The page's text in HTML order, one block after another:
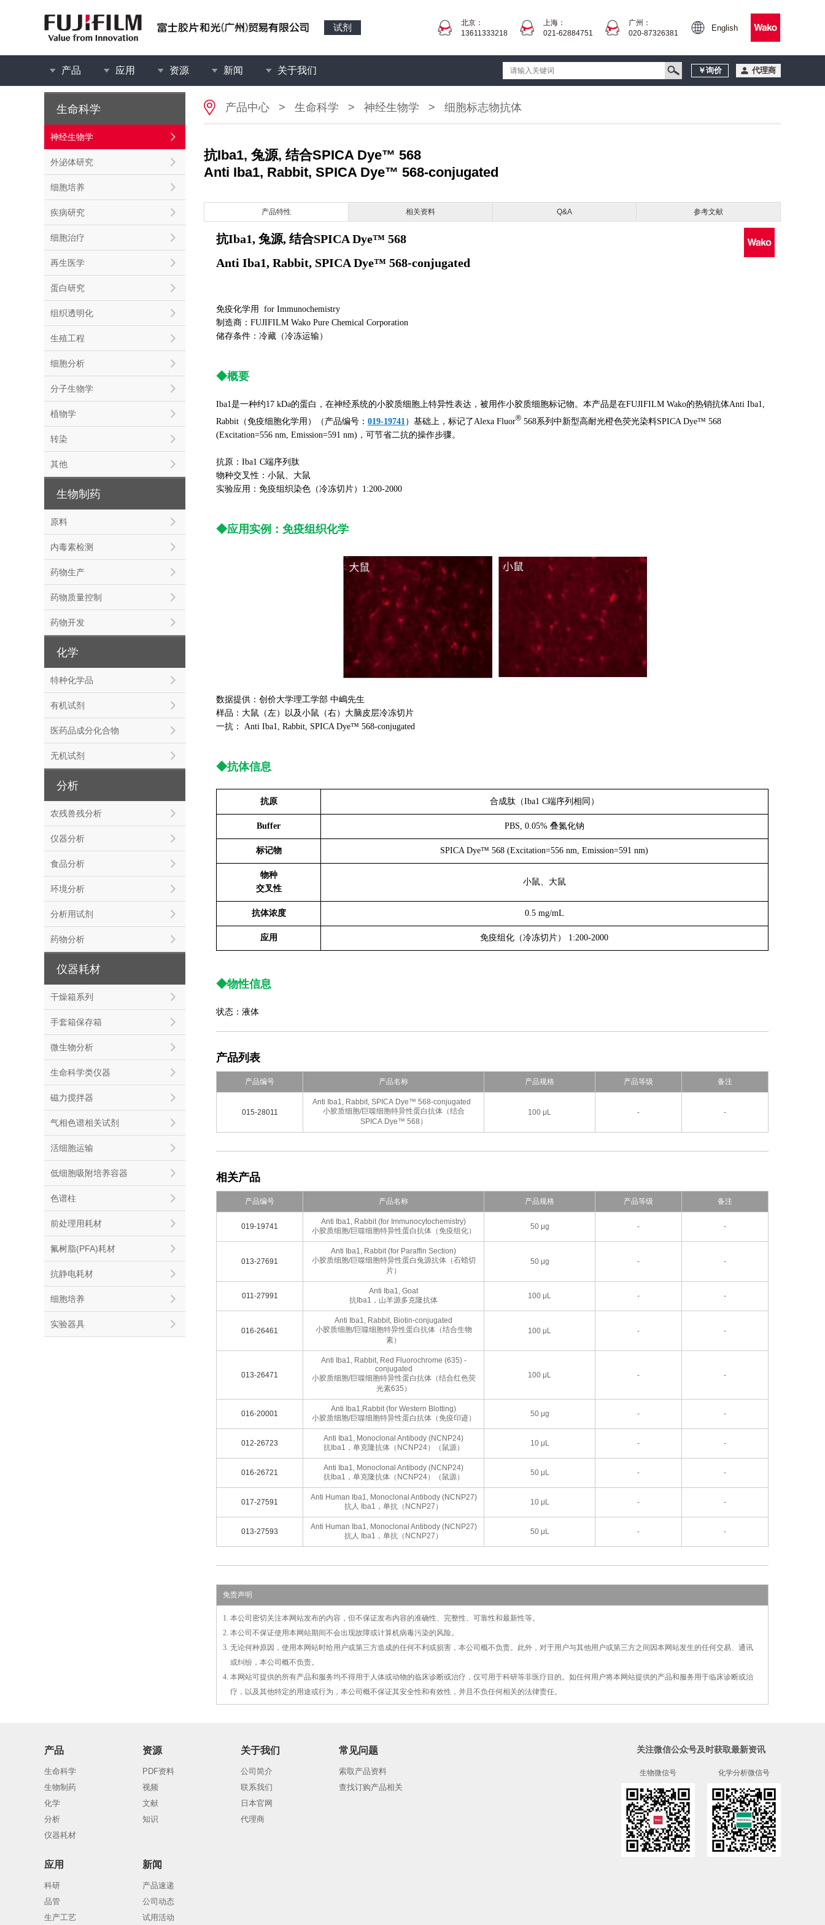
试剂
北京：
13611333218
上海：
021-62884751
广州：
020-87326381
English
产品 应用 资源 新闻 关于我们 ￥询价 代理商
生命科学
神经生物学
外泌体研究
细胞培养
疾病研究
细胞治疗
再生医学
蛋白研究
组织透明化
生殖工程
细胞分析
分子生物学
植物学
转染
其他
生物制药
原料
内毒素检测
药物生产
药物质量控制
药物开发
化学
特种化学品
有机试剂
医药品成分化合物
无机试剂
分析
农残兽残分析
仪器分析
食品分析
环境分析
分析用试剂
药物分析
仪器耗材
干燥箱系列
手套箱保存箱
微生物分析
生命科学类仪器
磁力搅拌器
气相色谱相关试剂
活细胞运输
低细胞吸附培养容器
色谱柱
前处理用耗材
氟树脂(PFA)耗材
抗静电耗材
细胞培养
实验器具
产品中心 > 生命科学 > 神经生物学 > 细胞标志物抗体
抗Iba1, 兔源, 结合SPICA Dye™ 568
Anti Iba1, Rabbit, SPICA Dye™ 568-conjugated
产品特性 相关资料 Q&A 参考文献
抗Iba1, 兔源, 结合SPICA Dye™ 568
Anti Iba1, Rabbit, SPICA Dye™ 568-conjugated
免疫化学用 for Immunochemistry
制造商：FUJIFILM Wako Pure Chemical Corporation
储存条件：冷藏（冷冻运输）
◆概要
Iba1是一种约17 kDa的蛋白，在神经系统的小胶质细胞上特异性表达，被用作小胶质细胞标记物。本产品是在FUJIFILM Wako的热销抗体Anti Iba1,
Rabbit（免疫细胞化学用）（产品编号： 019-19741 ）基础上，标记了Alexa Fluor® 568系列中新型高耐光橙色荧光染料SPICA Dye™ 568
(Excitation=556 nm, Emission=591 nm)，可节省二抗的操作步骤。
抗原：Iba1 C端序列肽
物种交叉性：小鼠、大鼠
实验应用：免疫组织染色（冷冻切片）1:200-2000
◆应用实例：免疫组织化学
数据提供：创价大学理工学部 中嶋先生
样品：大鼠（左）以及小鼠（右）大脑皮层冷冻切片
一抗： Anti Iba1, Rabbit, SPICA Dye™ 568-conjugated
◆抗体信息
抗原 合成肽（Iba1 C端序列相同）
Buffer PBS, 0.05% 叠氮化钠
标记物 SPICA Dye™ 568 (Excitation=556 nm, Emission=591 nm)
物种
交叉性
小鼠、大鼠
抗体浓度 0.5 mg/mL
应用 免疫组化（冷冻切片） 1:200-2000
◆物性信息
状态：液体
产品列表
产品编号 产品名称 产品规格 产品等级 备注
015-28011
Anti Iba1, Rabbit, SPICA Dye™ 568-conjugated
小胶质细胞/巨噬细胞特异性蛋白抗体（结合
SPICA Dye™ 568）
100 μL - -
相关产品
产品编号 产品名称 产品规格 产品等级 备注
019-19741
Anti Iba1, Rabbit (for Immunocytochemistry)
小胶质细胞/巨噬细胞特异性蛋白抗体（免疫组化）
50 μg - -
013-27691
Anti Iba1, Rabbit (for Paraffin Section)
小胶质细胞/巨噬细胞特异性蛋白兔源抗体（石蜡切
片）
50 μg - -
011-27991
Anti Iba1, Goat
抗Iba1，山羊源多克隆抗体
100 μL - -
016-26461
Anti Iba1, Rabbit, Biotin-conjugated
小胶质细胞/巨噬细胞特异性蛋白抗体（结合生物
素）
100 μL - -
013-26471
Anti Iba1, Rabbit, Red Fluorochrome (635) -
conjugated
小胶质细胞/巨噬细胞特异性蛋白抗体（结合红色荧
光素635）
100 μL - -
016-20001
Anti Iba1,Rabbit (for Western Blotting)
小胶质细胞/巨噬细胞特异性蛋白抗体（免疫印迹）
50 μg - -
012-26723
Anti Iba1, Monoclonal Antibody (NCNP24)
抗Iba1，单克隆抗体（NCNP24）（鼠源）
10 μL - -
016-26721
Anti Iba1, Monoclonal Antibody (NCNP24)
抗Iba1，单克隆抗体（NCNP24）（鼠源）
50 μL - -
017-27591
Anti Human Iba1, Monoclonal Antibody (NCNP27)
抗人 Iba1，单抗（NCNP27）
10 μL - -
013-27593
Anti Human Iba1, Monoclonal Antibody (NCNP27)
抗人 Iba1，单抗（NCNP27）
50 μL - -
免责声明
1. 本公司密切关注本网站发布的内容，但不保证发布内容的准确性、完整性、可靠性和最新性等。
2. 本公司不保证使用本网站期间不会出现故障或计算机病毒污染的风险。
3. 无论何种原因，使用本网站时给用户或第三方造成的任何不利或损害，本公司概不负责。此外，对于用户与其他用户或第三方之间因本网站发生的任何交易、通讯
或纠纷，本公司概不负责。
4. 本网站可提供的所有产品和服务均不得用于人体或动物的临床诊断或治疗，仅可用于科研等非医疗目的。如任何用户将本网站提供的产品和服务用于临床诊断或治
疗，以及其他特定的用途或行为，本公司概不保证其安全性和有效性，并且不负任何相关的法律责任。
产品
生命科学
生物制药
化学
分析
仪器耗材
资源
PDF资料
视频
文献
知识
关于我们
公司简介
联系我们
日本官网
代理商
常见问题
索取产品资料
查找订购产品相关
应用
科研
品管
生产工艺
新闻
产品速递
公司动态
试用活动
关注微信公众号及时获取最新资讯
生物微信号 化学分析微信号